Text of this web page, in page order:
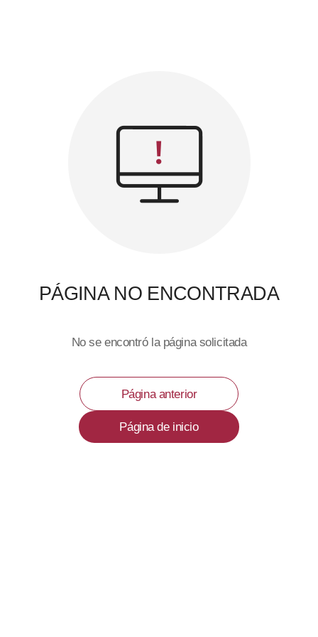
PÁGINA NO ENCONTRADA
No se encontró la página solicitada
Página anterior
Página de inicio